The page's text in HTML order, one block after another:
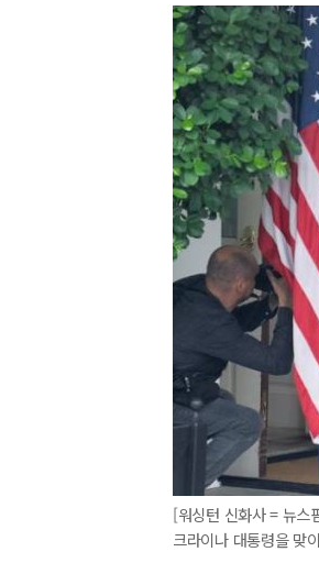
[워싱턴 신화사 = 뉴스
크라이나 대통령을 맞